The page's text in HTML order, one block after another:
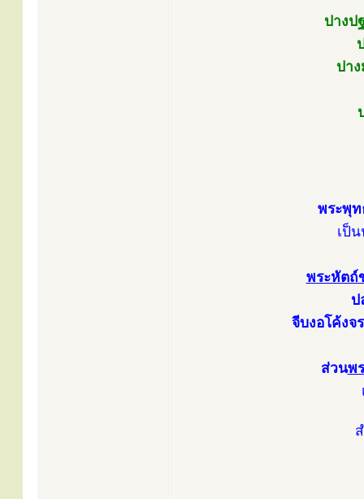
ปางป
ปา
พระพุท
เป็
พระหัตถ์
ป
จีบงอโค้งจ
ส่วนพ